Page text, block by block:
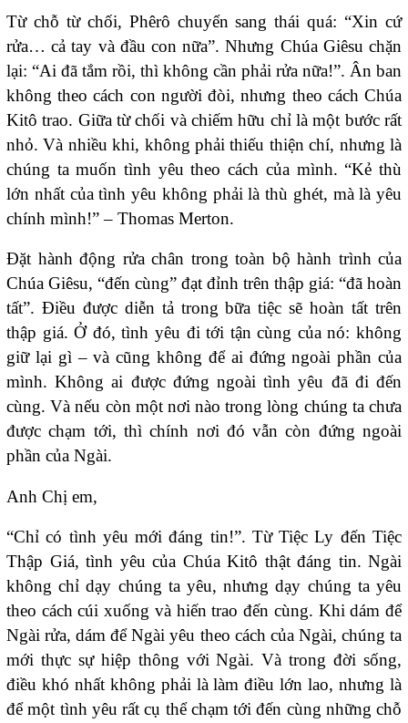
Từ chỗ từ chối, Phêrô chuyển sang thái quá: “Xin cứ
rửa… cả tay và đầu con nữa”. Nhưng Chúa Giêsu chặn
lại: “Ai đã tắm rồi, thì không cần phải rửa nữa!”. Ân ban
không theo cách con người đòi, nhưng theo cách Chúa
Kitô trao. Giữa từ chối và chiếm hữu chỉ là một bước rất
nhỏ. Và nhiều khi, không phải thiếu thiện chí, nhưng là
chúng ta muốn tình yêu theo cách của mình. “Kẻ thù
lớn nhất của tình yêu không phải là thù ghét, mà là yêu
chính mình!” – Thomas Merton.
Đặt hành động rửa chân trong toàn bộ hành trình của
Chúa Giêsu, “đến cùng” đạt đỉnh trên thập giá: “đã hoàn
tất”. Điều được diễn tả trong bữa tiệc sẽ hoàn tất trên
thập giá. Ở đó, tình yêu đi tới tận cùng của nó: không
giữ lại gì – và cũng không để ai đứng ngoài phần của
mình. Không ai được đứng ngoài tình yêu đã đi đến
cùng. Và nếu còn một nơi nào trong lòng chúng ta chưa
được chạm tới, thì chính nơi đó vẫn còn đứng ngoài
phần của Ngài.
Anh Chị em,
“Chỉ có tình yêu mới đáng tin!”. Từ Tiệc Ly đến Tiệc
Thập Giá, tình yêu của Chúa Kitô thật đáng tin. Ngài
không chỉ dạy chúng ta yêu, nhưng dạy chúng ta yêu
theo cách cúi xuống và hiến trao đến cùng. Khi dám để
Ngài rửa, dám để Ngài yêu theo cách của Ngài, chúng ta
mới thực sự hiệp thông với Ngài. Và trong đời sống,
điều khó nhất không phải là làm điều lớn lao, nhưng là
để một tình yêu rất cụ thể chạm tới đến cùng những chỗ